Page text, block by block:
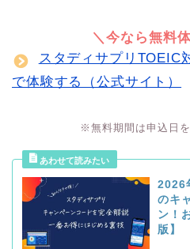
＼今なら無料
スタディサプリTOEIC
で体験する（公式サイト）
※無料期間は申込日を
2026
のキ
ン！
版】